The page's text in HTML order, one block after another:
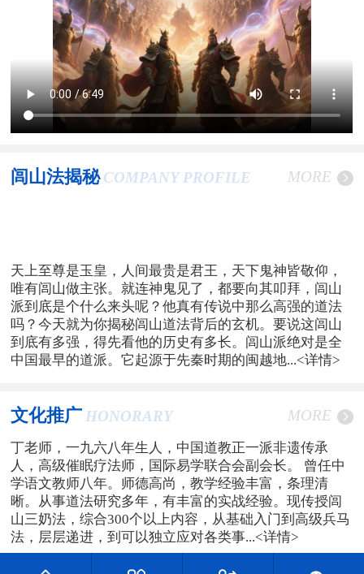
闾山法揭秘 COMPANY PROFILE MORE
天上至尊是玉皇，人间最贵是君王，天下鬼神皆敬仰，
唯有闾山做主张。就连神鬼见了，都要向其叩拜，闾山
派到底是个什么来头呢？他真有传说中那么高强的道法
吗？今天就为你揭秘闾山道法背后的玄机。要说这闾山
到底有多强，得先看他的历史有多长。闾山派绝对是全
中国最早的道派。它起源于先秦时期的闽越地...<详情>
文化推广 HONORARY MORE
丁老师，一九六八年生人，中国道教正一派非遗传承
人，高级催眠疗法师，国际易学联合会副会长。 曾任中
学语文教师八年。师德高尚，教学经验丰富，条理清
晰。从事道法研究多年，有丰富的实战经验。现传授闾
山三奶法，综合300个以上内容，从基础入门到高级兵马
法，层层递进，到可以独立应对各类事...<详情>